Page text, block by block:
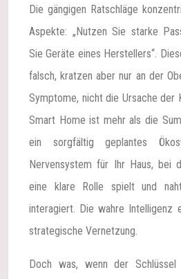
Die gängigen Ratschläge
Aspekte: „Nutzen Sie starke
Sie Geräte eines Herstellers“.
falsch, kratzen aber nur an der
Symptome, nicht die Ursache der
Smart Home ist mehr als die
ein sorgfältig geplantes
Nervensystem für Ihr Haus, bei
eine klare Rolle spielt und
interagiert. Die wahre Intelligenz
strategische Vernetzung.
Doch was, wenn der